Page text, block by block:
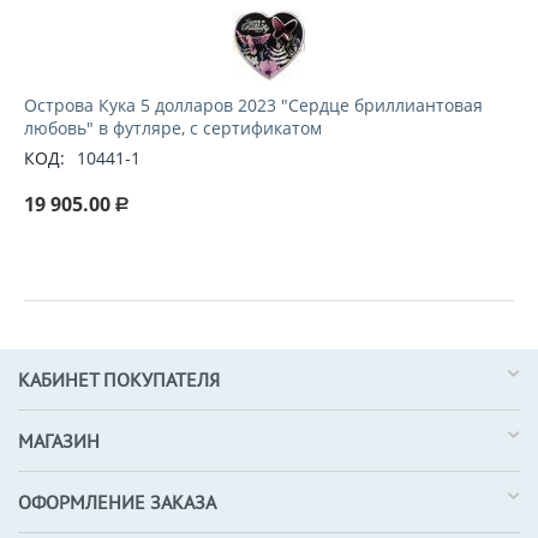
Острова Кука 5 долларов 2023 "Сердце бриллиантовая
любовь" в футляре, с сертификатом
КОД:
10441-1
19 905.00 Р
КАБИНЕТ ПОКУПАТЕЛЯ
МАГАЗИН
ОФОРМЛЕНИЕ ЗАКАЗА